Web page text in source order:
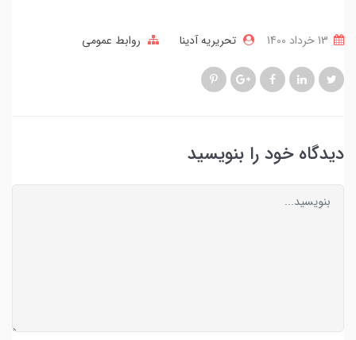
تحریریه آدینا روابط عمومی
دیدگاه خود را بنویسید